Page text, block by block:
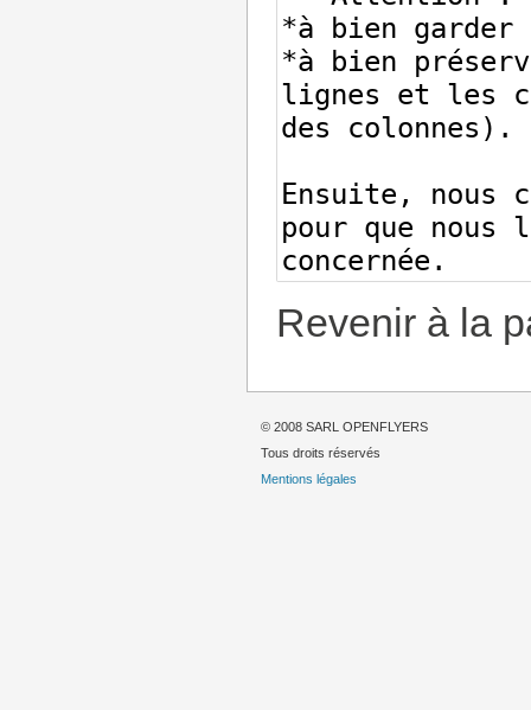
Revenir à la
© 2008 SARL OPENFLYERS
Tous droits réservés
Mentions légales